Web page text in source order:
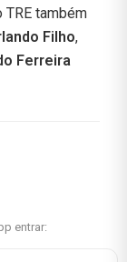
TRE também
Filho,
Ferreira
entrar: